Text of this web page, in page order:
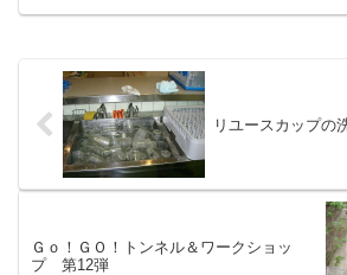
ハイ」をお嬢様に
リユースカップの
Ｇｏ！ＧＯ！トンネル＆ワークショッ
プ 第12弾